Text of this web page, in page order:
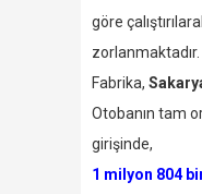
göre
zorlanmaktadır.
Fabrika,
Otobanın tam
girişinde,
1 milyon 804